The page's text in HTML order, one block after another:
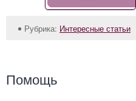
Рубрика: Интересные статьи
Помощь